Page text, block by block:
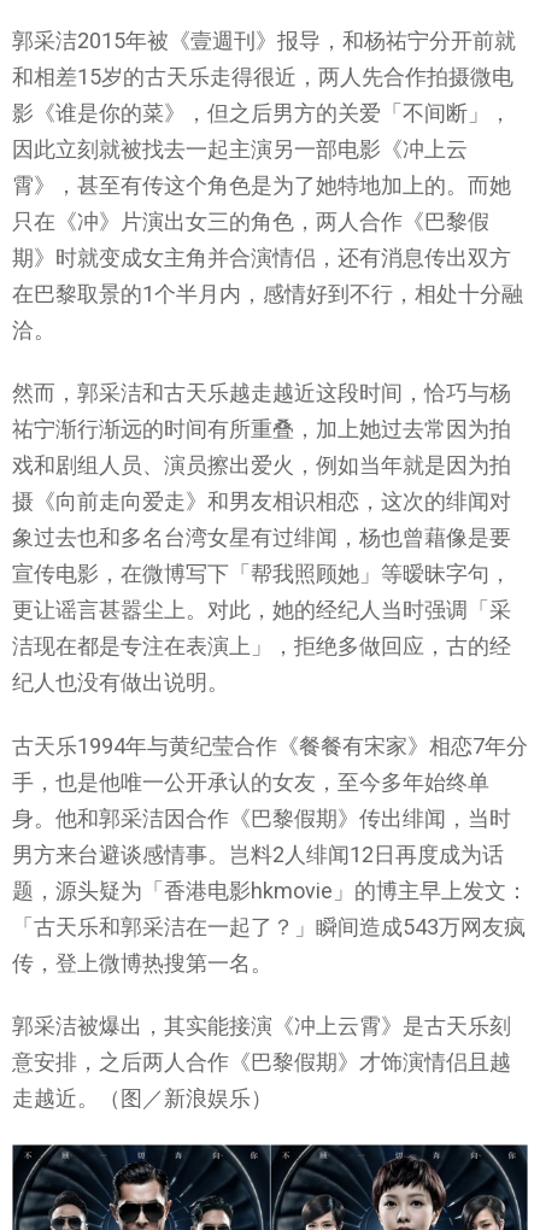
郭采洁2015年被《壹週刊》报导，和杨祐宁分开前就
和相差15岁的古天乐走得很近，两人先合作拍摄微电
影《谁是你的菜》，但之后男方的关爱「不间断」，
因此立刻就被找去一起主演另一部电影《冲上云
霄》，甚至有传这个角色是为了她特地加上的。而她
只在《冲》片演出女三的角色，两人合作《巴黎假
期》时就变成女主角并合演情侣，还有消息传出双方
在巴黎取景的1个半月内，感情好到不行，相处十分融
洽。
然而，郭采洁和古天乐越走越近这段时间，恰巧与杨
祐宁渐行渐远的时间有所重叠，加上她过去常因为拍
戏和剧组人员、演员擦出爱火，例如当年就是因为拍
摄《向前走向爱走》和男友相识相恋，这次的绯闻对
象过去也和多名台湾女星有过绯闻，杨也曾藉像是要
宣传电影，在微博写下「帮我照顾她」等暧昧字句，
更让谣言甚嚣尘上。对此，她的经纪人当时强调「采
洁现在都是专注在表演上」，拒绝多做回应，古的经
纪人也没有做出说明。
古天乐1994年与黄纪莹合作《餐餐有宋家》相恋7年分
手，也是他唯一公开承认的女友，至今多年始终单
身。他和郭采洁因合作《巴黎假期》传出绯闻，当时
男方来台避谈感情事。岂料2人绯闻12日再度成为话
题，源头疑为「香港电影hkmovie」的博主早上发文：
「古天乐和郭采洁在一起了？」瞬间造成543万网友疯
传，登上微博热搜第一名。
郭采洁被爆出，其实能接演《冲上云霄》是古天乐刻
意安排，之后两人合作《巴黎假期》才饰演情侣且越
走越近。（图／新浪娱乐）